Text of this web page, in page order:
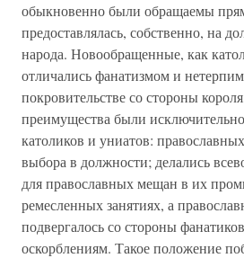
обыкновенно были обращаемы
предоставлялась, собственно, на
народа. Новообращенные, как
отличались фанатизмом и
покровительстве со стороны
преимущества были
католиков и униатов:
выбора в должности; делались
для православных мещан в их
ремесленных занятиях, а
подвергалось со стороны
оскорблениям. Такое положение